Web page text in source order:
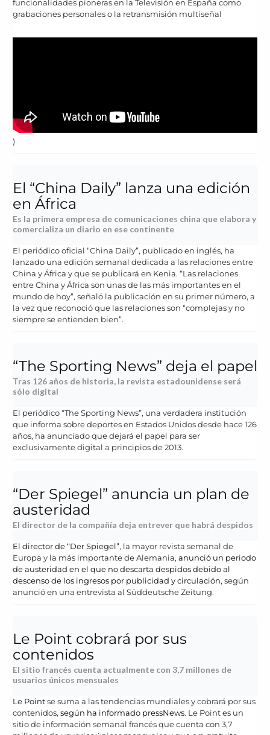
funcionalidades pioneras en la Televisión en España como
grabaciones personales o la retransmisión multiseñal
)
El “China Daily” lanza una edición
en África
Es la primera empresa de comunicaciones china que elabora y
comercializa un diario en ese continente
El periódico oficial “China Daily”, publicado en inglés, ha
lanzado una edición semanal dedicada a las relaciones entre
China y África y que se publicará en Kenia. “Las relaciones
entre China y África son unas de las más importantes en el
mundo de hoy”, señaló la publicación en su primer número, a
la vez que reconoció que las relaciones son “complejas y no
siempre se entienden bien”.
“The Sporting News” deja el papel
Tras 126 años de historia, la revista estadounidense será
sólo digital
El periódico “The Sporting News”, una verdadera institución
que informa sobre deportes en Estados Unidos desde hace 126
años, ha anunciado que dejará el papel para ser
exclusivamente digital a principios de 2013.
“Der Spiegel” anuncia un plan de
austeridad
El director de la compañía deja entrever que habrá despidos
El director de “Der Spiegel”, la mayor revista semanal de
Europa y la más importante de Alemania, anunció un periodo
de austeridad en el que no descarta despidos debido al
descenso de los ingresos por publicidad y circulación, según
anunció en una entrevista al Süddeutsche Zeitung.
Le Point cobrará por sus
contenidos
El sitio francés cuenta actualmente con 3,7 millones de
usuarios únicos mensuales
Le Pointse suma a las tendencias mundiales y cobrará por sus
contenidos, según ha informado pressNews. Le Point es un
sitio de información semanal francés que cuenta con 3,7